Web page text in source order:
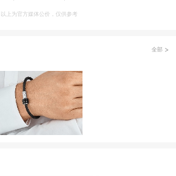
以上为官方媒体公价，仅供参考
全部